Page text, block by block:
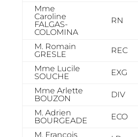
Mme
Caroline
FALGAS-
COLOMINA
RN
M. Romain
GRESLE
REC
Mme Lucile
SOUCHE
EXG
Mme Arlette
BOUZON
DIV
M. Adrien
BOURGEADE
ECO
M. François